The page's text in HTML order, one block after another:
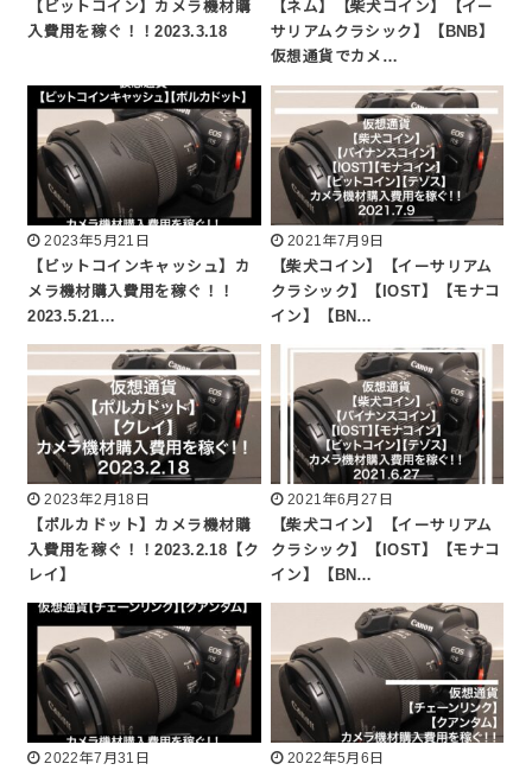
【ビットコイン】カメラ機材購
入費用を稼ぐ！！2023.3.18
【ネム】【柴犬コイン】【イー
サリアムクラシック】【BNB】
仮想通貨でカメ…
2023年5月21日
【ビットコインキャッシュ】カ
メラ機材購入費用を稼ぐ！！
2023.5.21…
2021年7月9日
【柴犬コイン】【イーサリアム
クラシック】【IOST】【モナコ
イン】【BN…
2023年2月18日
【ポルカドット】カメラ機材購
入費用を稼ぐ！！2023.2.18【ク
レイ】
2021年6月27日
【柴犬コイン】【イーサリアム
クラシック】【IOST】【モナコ
イン】【BN…
2022年7月31日 2022年5月6日